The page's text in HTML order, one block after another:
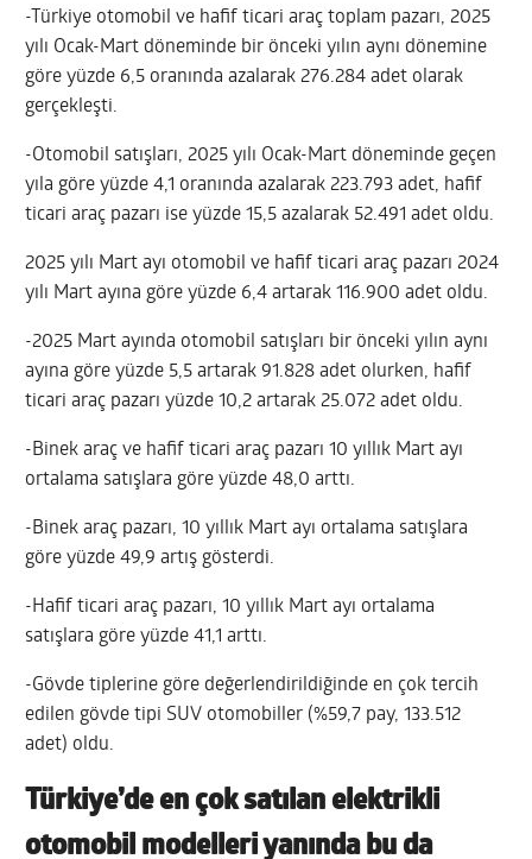
-Türkiye otomobil ve hafif ticari araç toplam pazarı, 2025
yılı Ocak-Mart döneminde bir önceki yılın aynı dönemine
göre yüzde 6,5 oranında azalarak 276.284 adet olarak
gerçekleşti.
-Otomobil satışları, 2025 yılı Ocak-Mart döneminde geçen
yıla göre yüzde 4,1 oranında azalarak 223.793 adet, hafif
ticari araç pazarı ise yüzde 15,5 azalarak 52.491 adet oldu.
2025 yılı Mart ayı otomobil ve hafif ticari araç pazarı 2024
yılı Mart ayına göre yüzde 6,4 artarak 116.900 adet oldu.
-2025 Mart ayında otomobil satışları bir önceki yılın aynı
ayına göre yüzde 5,5 artarak 91.828 adet olurken, hafif
ticari araç pazarı yüzde 10,2 artarak 25.072 adet oldu.
-Binek araç ve hafif ticari araç pazarı 10 yıllık Mart ayı
ortalama satışlara göre yüzde 48,0 arttı.
-Binek araç pazarı, 10 yıllık Mart ayı ortalama satışlara
göre yüzde 49,9 artış gösterdi.
-Hafif ticari araç pazarı, 10 yıllık Mart ayı ortalama
satışlara göre yüzde 41,1 arttı.
-Gövde tiplerine göre değerlendirildiğinde en çok tercih
edilen gövde tipi SUV otomobiller (%59,7 pay, 133.512
adet) oldu.
Türkiye’de en çok satılan elektrikli
otomobil modelleri yanında bu da